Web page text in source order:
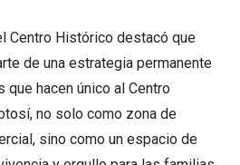
Centro Histórico destacó que
de una estrategia permanente
hacen único al Centro
no solo como zona de
sino como un espacio de